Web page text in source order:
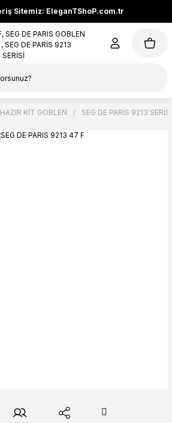
Sitemiz: EleganTShoP.com.tr
HAZIR KİT GOBLEN SEG DE PARİS 9213 SERİSİ